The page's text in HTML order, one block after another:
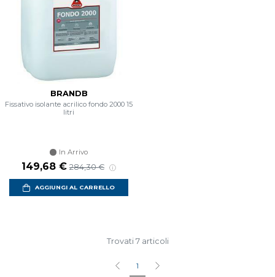
BRANDB
Fissativo isolante acrilico fondo 2000 15
litri
In Arrivo
Prezzo scontato
149,68 € Prezzo di listino
284,30 €
AGGIUNGI AL CARRELLO
Trovati 7 articoli
1